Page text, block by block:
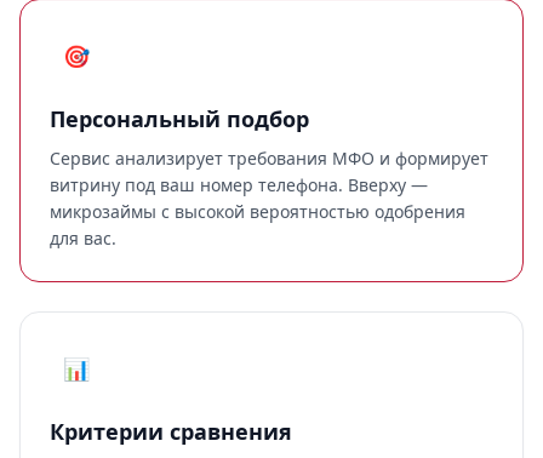
🎯
Персональный подбор
Сервис анализирует требования МФО и формирует
витрину под ваш номер телефона. Вверху —
микрозаймы с высокой вероятностью одобрения
для вас.
📊
Критерии сравнения